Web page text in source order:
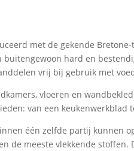
met de gekende
hard en
vrij bij gebruik met
vloeren en
van een keukenwerkblad
één zelfde partij kunnen
de meeste vlekkende stoffen.